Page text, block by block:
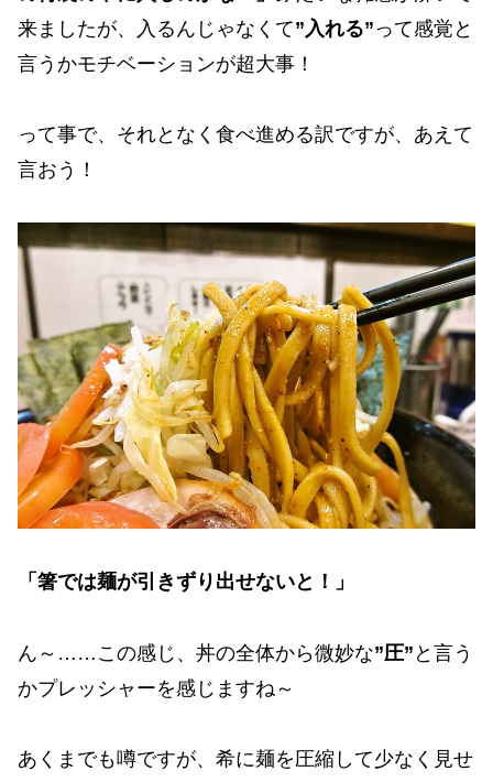
来ましたが、入るんじゃなくて”入れる”って感覚と
言うかモチベーションが超大事！
って事で、それとなく食べ進める訳ですが、あえて
言おう！
「箸では麺が引きずり出せないと！」
ん～……この感じ、丼の全体から微妙な”圧” と言う
かプレッシャーを感じますね～
あくまでも噂ですが、希に麺を圧縮して少なく見せ